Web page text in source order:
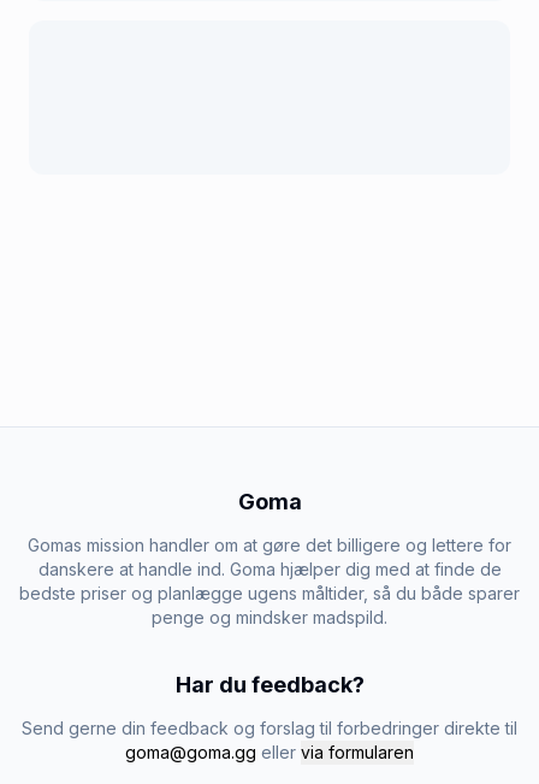
Goma
Gomas mission handler om at gøre det billigere og lettere for
danskere at handle ind. Goma hjælper dig med at finde de
bedste priser og planlægge ugens måltider, så du både sparer
penge og mindsker madspild.
Har du feedback?
Send gerne din feedback og forslag til forbedringer direkte til
goma@goma.gg eller via formularen